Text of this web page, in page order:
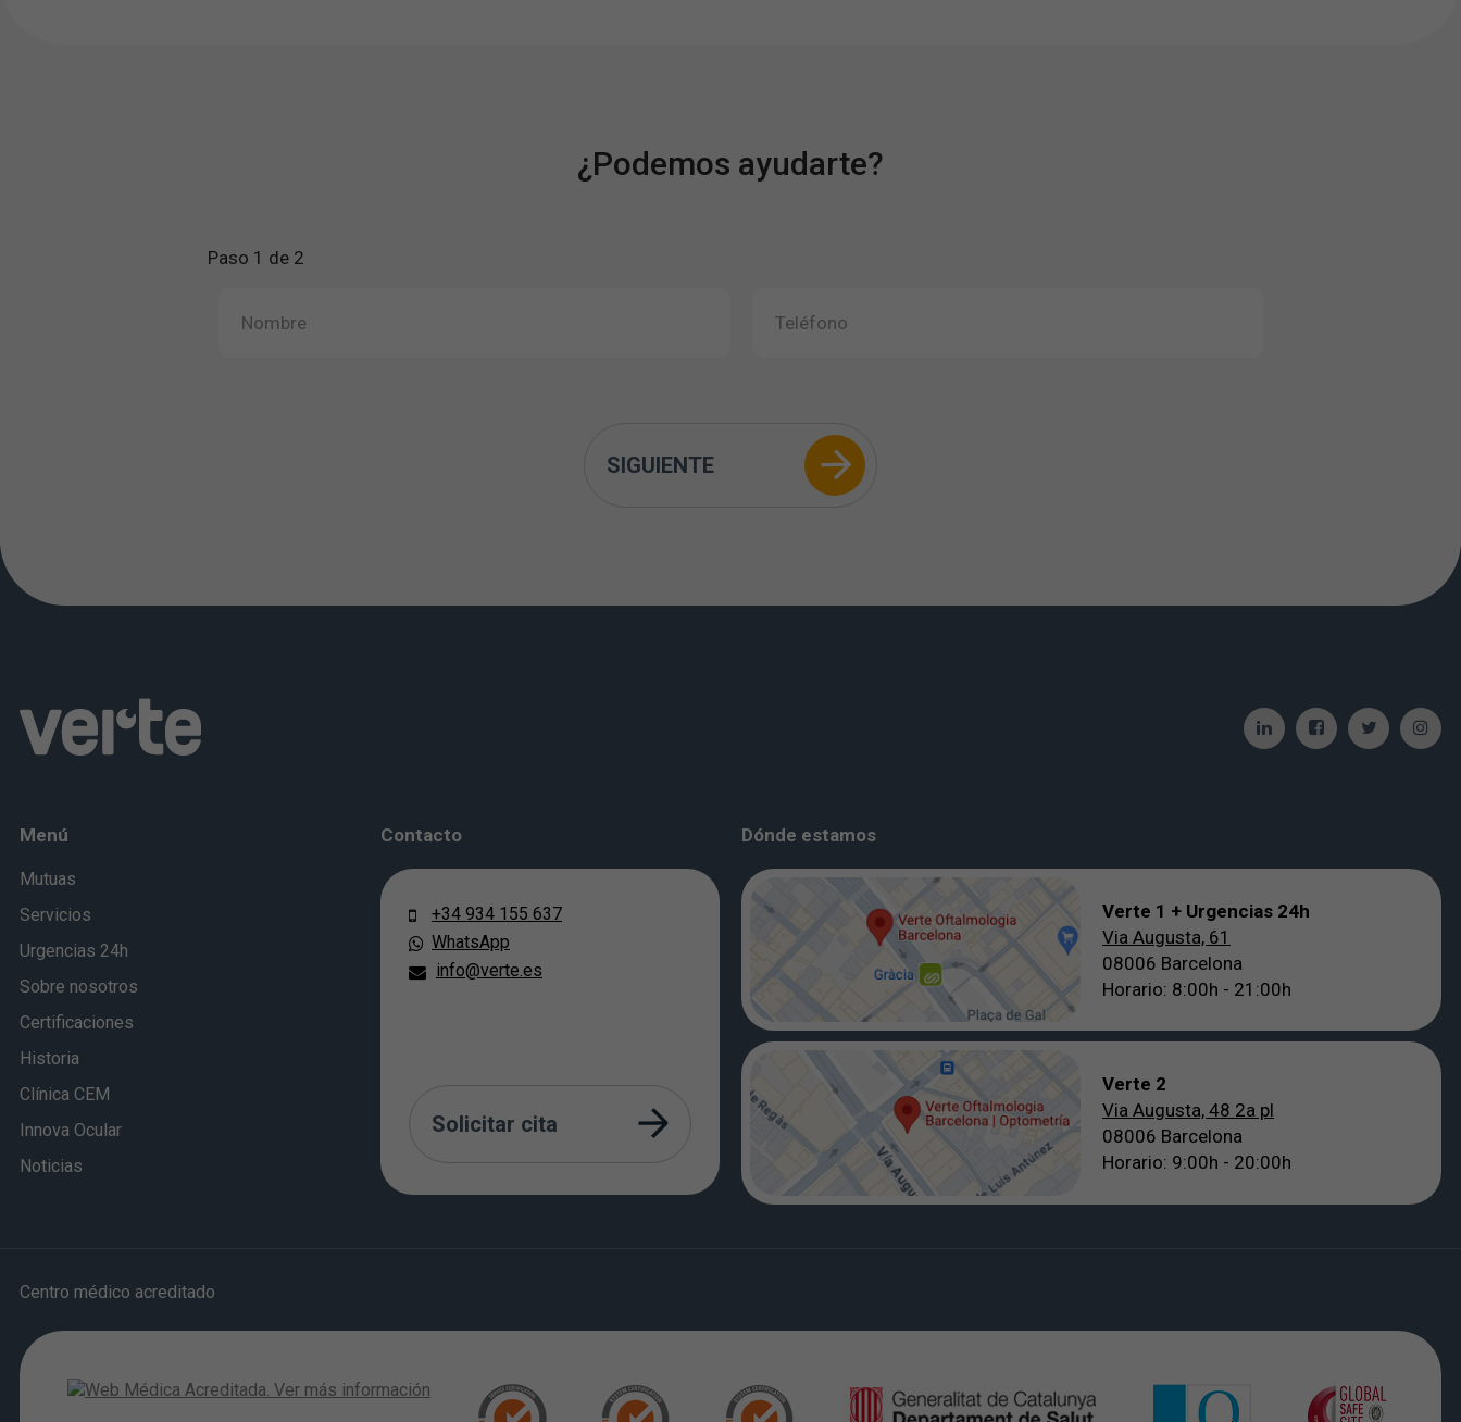
¿Podemos ayudarte?
Paso 1 de 2
SIGUIENTE
Menú
Mutuas
Servicios
Urgencias 24h
Sobre nosotros
Certificaciones
Historia
Clínica CEM
Innova Ocular
Noticias
Contacto
+34 934 155 637
WhatsApp
info@verte.es
Solicitar cita
Dónde estamos
Verte 1 + Urgencias 24h
Via Augusta, 61
08006 Barcelona
Horario: 8:00h - 21:00h
Verte 2
Via Augusta, 48 2a pl
08006 Barcelona
Horario: 9:00h - 20:00h
Centro médico acreditado